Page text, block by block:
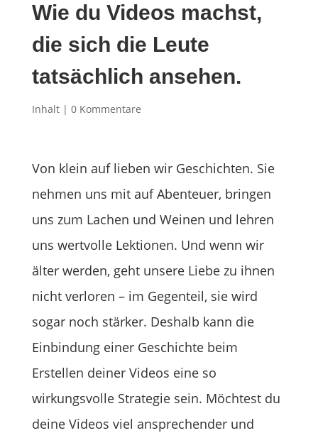
Wie du Videos machst,
die sich die Leute
tatsächlich ansehen.
Inhalt| 0 Kommentare
Von klein auf lieben wir Geschichten. Sie
nehmen uns mit auf Abenteuer, bringen
uns zum Lachen und Weinen und lehren
uns wertvolle Lektionen. Und wenn wir
älter werden, geht unsere Liebe zu ihnen
nicht verloren – im Gegenteil, sie wird
sogar noch stärker. Deshalb kann die
Einbindung einer Geschichte beim
Erstellen deiner Videos eine so
wirkungsvolle Strategie sein. Möchtest du
deine Videos viel ansprechender und